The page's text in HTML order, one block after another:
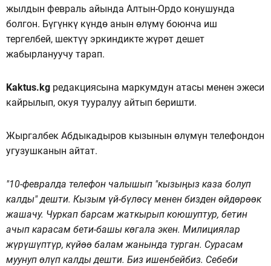
жылдын февраль айында Алтын-Ордо конушунда
болгон. Бүгүнкү күндө анын өлүмү боюнча иш
тергелбей, шектүү эркиндикте жүрөт дешет
жабырлануучу тарап.
Kaktus.kg редакциясына маркумдун атасы менен эжеси
кайрылып, окуя тууралуу айтып беришти.
Жыргалбек Абдыкадыров кызынын өлүмүн телефондон
угузушканын айтат.
"10-февралда телефон чалышып "кызыңыз каза болуп
калды" дешти. Кызым үй-бүлөсү менен бизден өйдөрөөк
жашачу. Чуркап барсам жаткырып коюшуптур, бетин
ачып карасам бети-башы көгала экен. Милициялар
жүрүшүптүр, күйөө балам жанында турган. Сурасам
муунуп өлүп калды дешти. Биз ишенбейбиз. Себеби